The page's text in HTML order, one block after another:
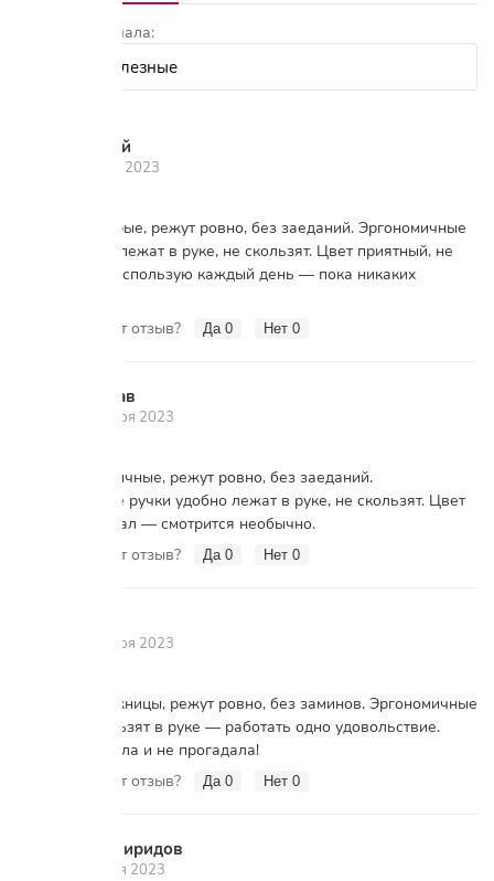
Показать сначала:
Николай
7 ноября 2023
Ножницы острые, режут ровно, без заеданий. Эргономичные
ручки удобно лежат в руке, не скользят. Цвет приятный, не
раздражает. Использую каждый день — пока никаких
Вам помог этот отзыв?
Да 0 Нет 0
Вячеслав
22 октября 2023
Ножницы отличные, режут ровно, без заеданий.
Эргономичные ручки удобно лежат в руке, не скользят. Цвет
тоже порадовал — смотрится необычно.
Вам помог этот отзыв?
Да 0 Нет 0
17 октября 2023
Отличные ножницы, режут ровно, без заминов. Эргономичные
ручки не скользят в руке — работать одно удовольствие.
Долго выбирала и не прогадала!
Вам помог этот отзыв?
Да 0 Нет 0
Егор Свиридов
3 октября 2023